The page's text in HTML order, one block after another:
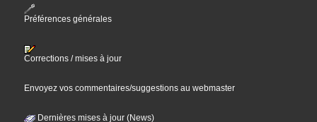
Préférences générales
Corrections / mises à jour
Envoyez vos commentaires/suggestions au webmaster
Dernières mises à jour (News)